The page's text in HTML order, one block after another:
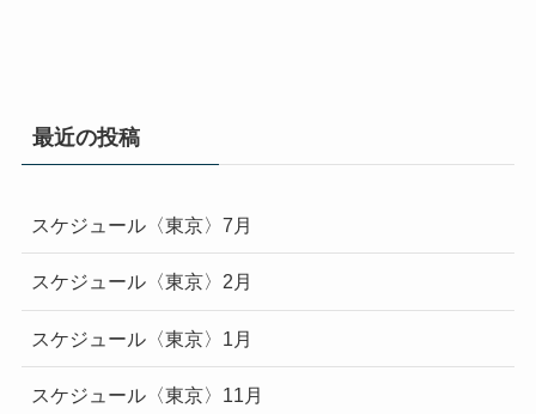
最近の投稿
スケジュール〈東京〉7月
スケジュール〈東京〉2月
スケジュール〈東京〉1月
スケジュール〈東京〉11月